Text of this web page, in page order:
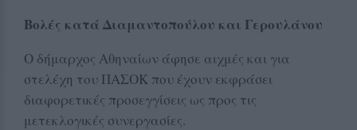
Βολές κατά Διαμαντοπούλου και Γερουλάνου
Ο δήμαρχος Αθηναίων άφησε αιχμές και για
στελέχη του ΠΑΣΟΚ που έχουν εκφράσει
διαφορετικές προσεγγίσεις ως προς τις
μετεκλογικές συνεργασίες.